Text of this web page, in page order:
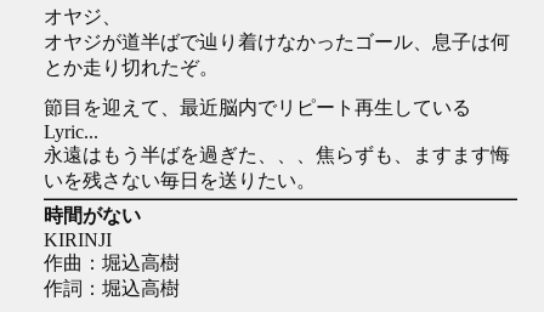
オヤジ、
オヤジが道半ばで辿り着けなかったゴール、息子は何
とか走り切れたぞ。
節目を迎えて、最近脳内でリピート再生している
Lyric...
永遠はもう半ばを過ぎた、、、焦らずも、ますます悔
いを残さない毎日を送りたい。
時間がない
KIRINJI
作曲：堀込高樹
作詞：堀込高樹